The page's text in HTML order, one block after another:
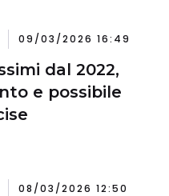
09/03/2026 16:49
dal 2022,
e possibile
08/03/2026 12:50